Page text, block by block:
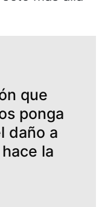
que
ponga
daño a
la